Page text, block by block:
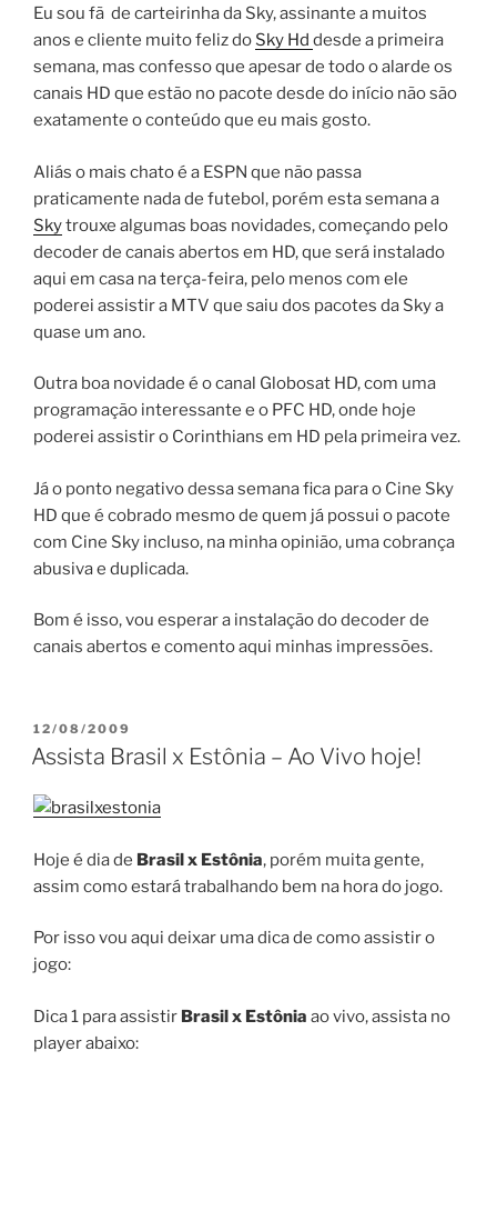
Eu sou fã de carteirinha da Sky, assinante a muitos
anos e cliente muito feliz do Sky Hd desde a primeira
semana, mas confesso que apesar de todo o alarde os
canais HD que estão no pacote desde do início não são
exatamente o conteúdo que eu mais gosto.
Aliás o mais chato é a ESPN que não passa
praticamente nada de futebol, porém esta semana a
Skytrouxe algumas boas novidades, começando pelo
decoder de canais abertos em HD, que será instalado
aqui em casa na terça-feira, pelo menos com ele
poderei assistir a MTV que saiu dos pacotes da Sky a
quase um ano.
Outra boa novidade é o canal Globosat HD, com uma
programação interessante e o PFC HD, onde hoje
poderei assistir o Corinthians em HD pela primeira vez.
Já o ponto negativo dessa semana fica para o Cine Sky
HD que é cobrado mesmo de quem já possui o pacote
com Cine Sky incluso, na minha opinião, uma cobrança
abusiva e duplicada.
Bom é isso, vou esperar a instalação do decoder de
canais abertos e comento aqui minhas impressões.
PUBLICADO
EM
12/08/2009
Assista Brasil x Estônia – Ao Vivo hoje!
Hoje é dia de Brasil x Estônia, porém muita gente,
assim como estará trabalhando bem na hora do jogo.
Por isso vou aqui deixar uma dica de como assistir o
jogo:
Dica 1 para assistir Brasil x Estônia ao vivo, assista no
player abaixo: